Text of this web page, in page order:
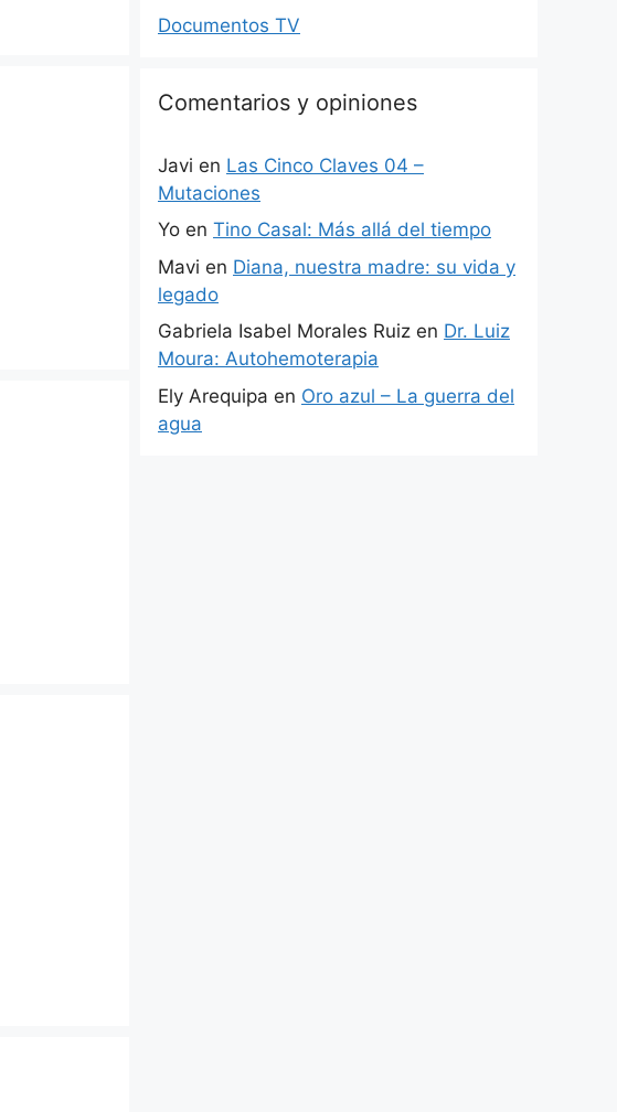
Documentos TV
Comentarios y opiniones
Javi en Las Cinco Claves 04 –
Mutaciones
Yo en Tino Casal: Más allá del tiempo
Mavi en Diana, nuestra madre: su vida y
legado
Gabriela Isabel Morales Ruiz en Dr. Luiz
Moura: Autohemoterapia
Ely Arequipa en Oro azul – La guerra del
agua